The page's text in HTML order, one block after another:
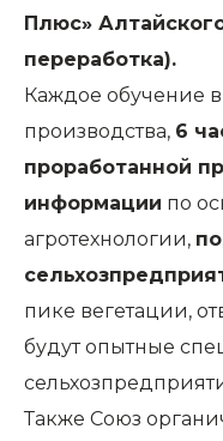
Плюс»
переработка).
Каждое обучение
производства, 6
проработанной
информации по
агротехнологии,
пике вегетации,
будут опытные
Также Союз